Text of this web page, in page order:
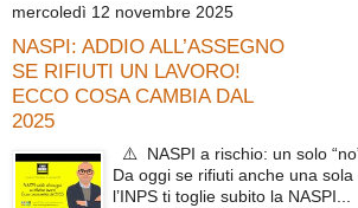
mercoledì 12 novembre 2025
NASPI: ADDIO ALL’ASSEGNO
SE RIFIUTI UN LAVORO!
ECCO COSA CAMBIA DAL
2025
⚠️ NASPI a rischio: un solo
Da oggi se rifiuti anche una
l’INPS ti toglie subito la NASPI...